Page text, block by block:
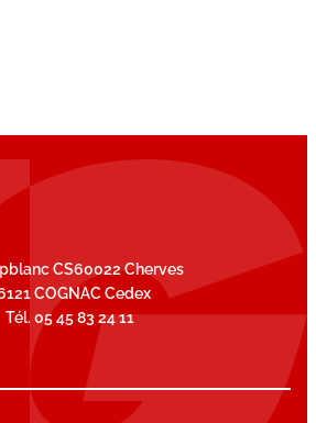
CS60022 Cherves
COGNAC Cedex
Tél. 05 45 83 24 11